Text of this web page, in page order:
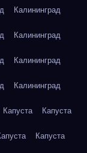
Калининград
Калининград
Калининград
Калининград
Капуста Капуста
Капуста